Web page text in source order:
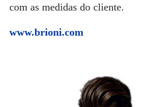
com as medidas do cliente.
www.brioni.com